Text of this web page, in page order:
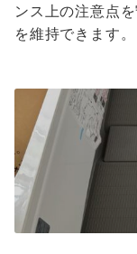
ンス上の注意点
を維持できます。